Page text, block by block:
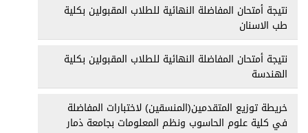
نتيجة أمتحان المفاضلة النهائية للطلاب المقبولين بكلية
طب الاسنان
نتيجة أمتحان المفاضلة النهائية للطلاب المقبولين بكلية
الهندسة
خريطة توزيع المتقدمين(المنسقين) لاختبارات المفاضلة
في كلية علوم الحاسوب ونظم المعلومات بجامعة ذمار